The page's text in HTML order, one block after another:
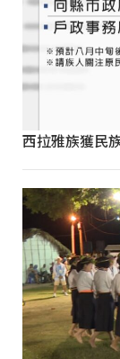
西拉雅族獲民